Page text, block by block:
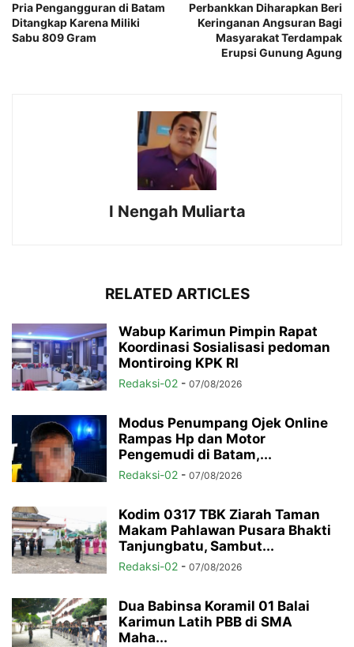
Pria Pengangguran di Batam
Ditangkap Karena Miliki
Sabu 809 Gram
Perbankkan Diharapkan Beri
Keringanan Angsuran Bagi
Masyarakat Terdampak
Erupsi Gunung Agung
I Nengah Muliarta
RELATED ARTICLES
Wabup Karimun Pimpin Rapat
Koordinasi Sosialisasi pedoman
Montiroing KPK RI
Redaksi-02 - 07/08/2026
Modus Penumpang Ojek Online
Rampas Hp dan Motor
Pengemudi di Batam,...
Redaksi-02 - 07/08/2026
Kodim 0317 TBK Ziarah Taman
Makam Pahlawan Pusara Bhakti
Tanjungbatu, Sambut...
Redaksi-02 - 07/08/2026
Dua Babinsa Koramil 01 Balai
Karimun Latih PBB di SMA
Maha...